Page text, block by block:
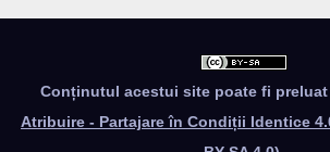
Conținutul acestui site poate fi preluat
Atribuire - Partajare în Condiții Identice